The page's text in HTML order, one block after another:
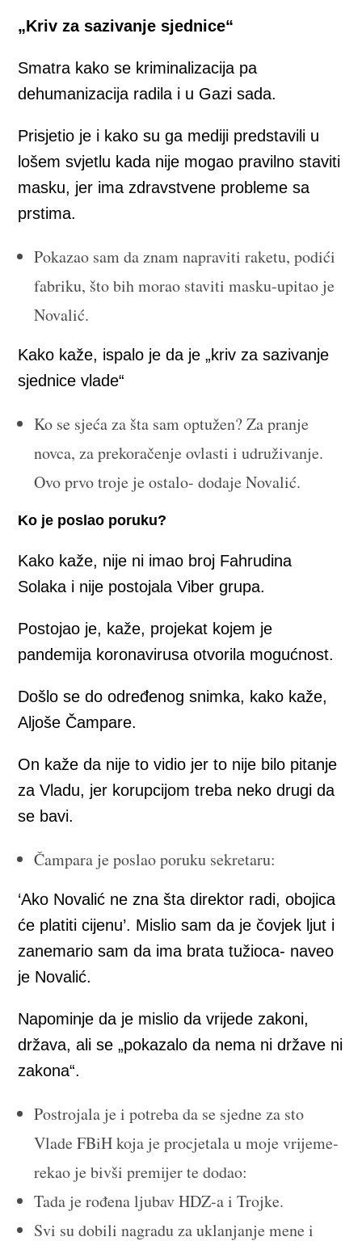
„Kriv za sazivanje sjednice“
Smatra kako se kriminalizacija pa
dehumanizacija radila i u Gazi sada.
Prisjetio je i kako su ga mediji predstavili u
lošem svjetlu kada nije mogao pravilno staviti
masku, jer ima zdravstvene probleme sa
prstima.
Pokazao sam da znam napraviti raketu, podići
fabriku, što bih morao staviti masku-upitao je
Novalić.
Kako kaže, ispalo je da je „kriv za sazivanje
sjednice vlade“
Ko se sjeća za šta sam optužen? Za pranje
novca, za prekoračenje ovlasti i udruživanje.
Ovo prvo troje je ostalo- dodaje Novalić.
Ko je poslao poruku?
Kako kaže, nije ni imao broj Fahrudina
Solaka i nije postojala Viber grupa.
Postojao je, kaže, projekat kojem je
pandemija koronavirusa otvorila mogućnost.
Došlo se do određenog snimka, kako kaže,
Aljoše Čampare.
On kaže da nije to vidio jer to nije bilo pitanje
za Vladu, jer korupcijom treba neko drugi da
se bavi.
Čampara je poslao poruku sekretaru:
‘Ako Novalić ne zna šta direktor radi, obojica
će platiti cijenu’. Mislio sam da je čovjek ljut i
zanemario sam da ima brata tužioca- naveo
je Novalić.
Napominje da je mislio da vrijede zakoni,
država, ali se „pokazalo da nema ni države ni
zakona“.
Postrojala je i potreba da se sjedne za sto
Vlade FBiH koja je procjetala u moje vrijeme-
rekao je bivši premijer te dodao:
Tada je rođena ljubav HDZ-a i Trojke.
Svi su dobili nagradu za uklanjanje mene i